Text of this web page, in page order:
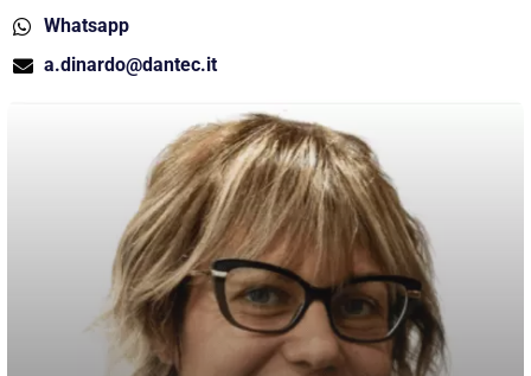
Whatsapp
a.dinardo@dantec.it